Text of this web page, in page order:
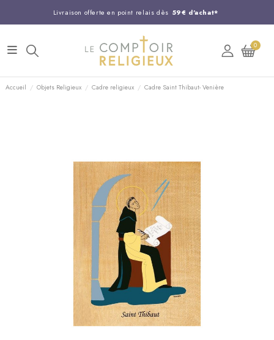
Livraison offerte en point relais dès 59€ d'achat*
Entreprise Française familiale
Support client disponible au 03 20 24 74 15
Commandez avant 14H, expédition le jour même !
0
Accueil Objets Religieux Cadre religieux Cadre Saint Thibaut- Venière